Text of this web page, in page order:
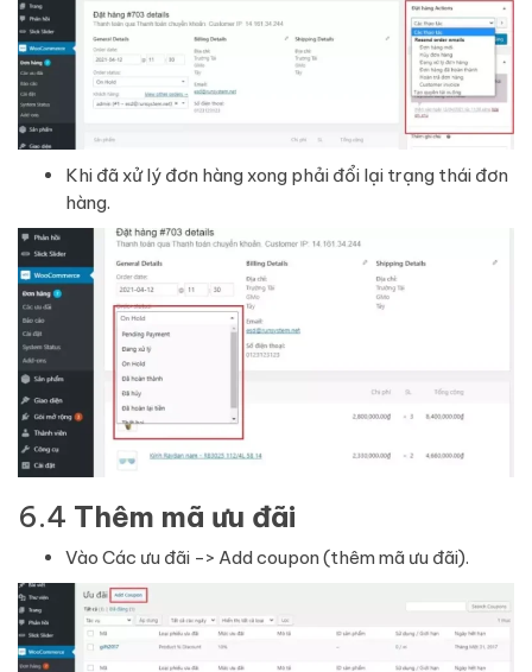
Khi đã xử lý đơn hàng xong phải đổi lại trạng thái đơn
hàng.
6.4 Thêm mã ưu đãi
Vào Các ưu đãi -> Add coupon (thêm mã ưu đãi).